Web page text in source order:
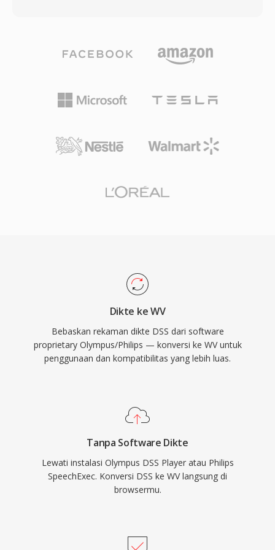
seperti rumah sakit, kantor hukum, dan
pengadilan. Metadata bawaan memungkinkan
dengan pengurutan prioritas otomatis.
pemutaran yang terbatas pada perangkat lunak
yang kompatibel, dominasinya dalam dikte
berkelanjutan dari platform transkripsi utama.
menginginkan kualitas arsip menyimpan
integer 8-bit hingga 32-bit dan 32-bit floating
point, dengan sample rate hingga 768 kHz —
yang ditambahkan dukungannya oleh WavPack
ukuran asli, kompetitif dengan FLAC dan sering
source dirilis di bawah lisensi BSD dan telah
diintegrasikan ke dalam foobar2000, VLC,
FFmpeg, dan berbagai tool lainnya. WavPack
juga mendukung metadata yang kaya melalui
tag APEv2, cue sheet tertanam, dan nilai
ReplayGain, memenuhi kebutuhan organisasi
Dikte ke WV
Bebaskan rekaman dikte DSS dari software
proprietary Olympus/Philips — konversi ke WV untuk
penggunaan dan kompatibilitas yang lebih luas.
Tanpa Software Dikte
Lewati instalasi Olympus DSS Player atau Philips
SpeechExec. Konversi DSS ke WV langsung di
browsermu.